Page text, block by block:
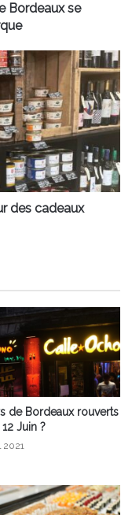
Bordeaux se
des cadeaux
de Bordeaux rouverts
Juin ?
2021